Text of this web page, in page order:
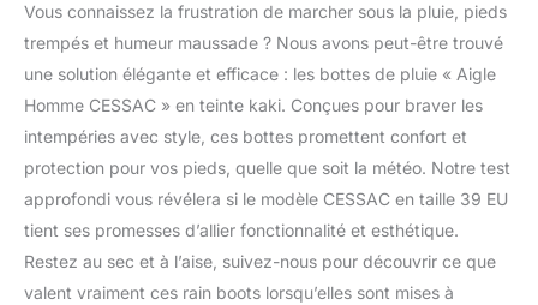
Vous connaissez la frustration de marcher sous la pluie, pieds
trempés et humeur maussade ? Nous avons peut-être trouvé
une solution élégante et efficace : les bottes de pluie « Aigle
Homme CESSAC » en teinte kaki. Conçues pour braver les
intempéries avec style, ces bottes promettent confort et
protection pour vos pieds, quelle que soit la météo. Notre test
approfondi vous révélera si le modèle CESSAC en taille 39 EU
tient ses promesses d’allier fonctionnalité et esthétique.
Restez au sec et à l’aise, suivez-nous pour découvrir ce que
valent vraiment ces rain boots lorsqu’elles sont mises à